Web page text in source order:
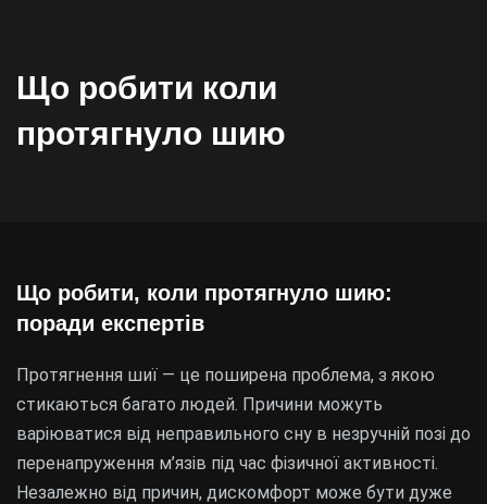
Що робити коли
протягнуло шию
Що робити, коли протягнуло шию:
поради експертів
Протягнення шиї — це поширена проблема, з якою
стикаються багато людей. Причини можуть
варіюватися від неправильного сну в незручній позі до
перенапруження м’язів під час фізичної активності.
Незалежно від причин, дискомфорт може бути дуже